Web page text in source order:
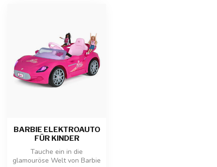
BARBIE ELEKTROAUTO
FÜR KINDER
Tauche ein in die
glamouröse Welt von Barbie